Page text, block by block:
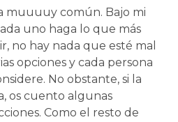
muuuuy común. Bajo mi
uno haga lo que más
no hay nada que esté mal
opciones y cada persona
No obstante, si la
os cuento algunas
Como el resto de